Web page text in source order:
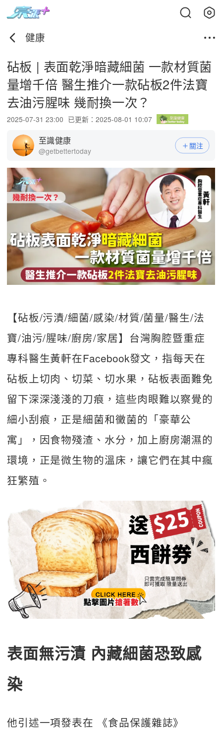
健康
砧板 | 表面乾淨暗藏細菌 一款材質菌
量增千倍 醫生推介一款砧板2件法寶
去油污腥味 幾耐換一次？
2025-07-31 23:00 已更新：2025-08-01 10:07
至識健康
@getbettertoday
關注
【砧板/污漬/細菌/感染/材質/菌量/醫生/法
寶/油污/腥味/廚房/家居】台灣胸腔暨重症
專科醫生黃軒在Facebook發文，指每天在
砧板上切肉、切菜、切水果，砧板表面難免
留下深深淺淺的刀痕，這些肉眼難以察覺的
細小刮痕，正是細菌和黴菌的「豪華公
寓」，因食物殘渣、水分，加上廚房潮濕的
環境，正是微生物的溫床，讓它們在其中瘋
狂繁殖。
表面無污漬 內藏細菌恐致感
染
他引述一項發表在 《食品保護雜誌》